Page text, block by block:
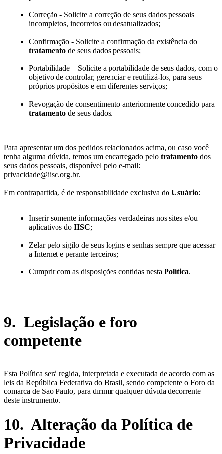
Correção - Solicite a correção de seus dados pessoais
incompletos, incorretos ou desatualizados;
Confirmação - Solicite a confirmação da existência do
tratamento de seus dados pessoais;
Portabilidade – Solicite a portabilidade de seus dados, com o
objetivo de controlar, gerenciar e reutilizá-los, para seus
próprios propósitos e em diferentes serviços;
Revogação de consentimento anteriormente concedido para
tratamento de seus dados.
Para apresentar um dos pedidos relacionados acima, ou caso você
tenha alguma dúvida, temos um encarregado pelo tratamento dos
seus dados pessoais, disponível pelo e-mail:
privacidade@iisc.org.br.
Em contrapartida, é de responsabilidade exclusiva do Usuário:
Inserir somente informações verdadeiras nos sites e/ou
aplicativos do IISC;
Zelar pelo sigilo de seus logins e senhas sempre que acessar
a Internet e perante terceiros;
Cumprir com as disposições contidas nesta Política.
9. Legislação e foro
competente
Esta Política será regida, interpretada e executada de acordo com as
leis da República Federativa do Brasil, sendo competente o Foro da
comarca de São Paulo, para dirimir qualquer dúvida decorrente
deste instrumento.
10. Alteração da Política de
Privacidade